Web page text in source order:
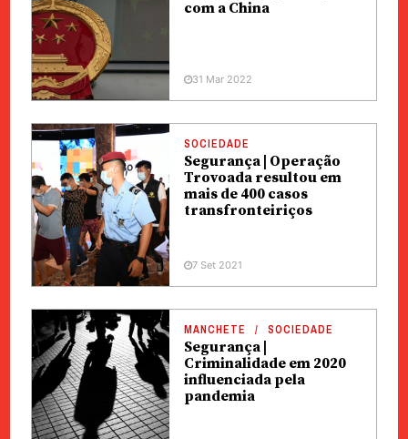
com a China
31 Mar 2022
SOCIEDADE
Segurança | Operação
Trovoada resultou em
mais de 400 casos
transfronteiriços
7 Set 2021
MANCHETE SOCIEDADE
Segurança |
Criminalidade em 2020
influenciada pela
pandemia